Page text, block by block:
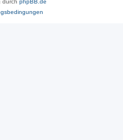
durch phpBB.de